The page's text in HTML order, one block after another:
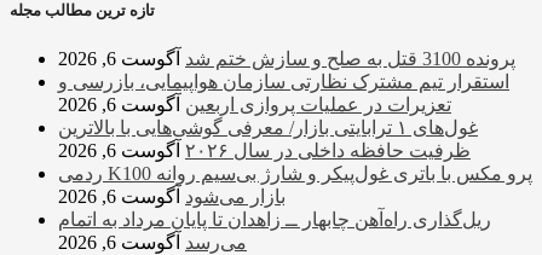
تازه ترین مطالب مجله
پرونده 3100 قتل به صلح و سازش ختم شد
آگوست 6, 2026
استقرار تیم مشترک نظارتی سازمان هواپیمایی، بازرسی و
تعزیرات در عملیات پروازی اربعین آگوست 6, 2026
غول‌های ۱ ترابایتی بازار/ معرفی گوشی‌هایی با بالاترین
ظرفیت حافظه داخلی در سال ۲۰۲۶
آگوست 6, 2026
ردمی K100 پرو مکس با باتری غول‌پیکر و شارژ بی‌سیم روانه
بازار می‌شود آگوست 6, 2026
ریل‌گذاری راه‌آهن چابهار ــ زاهدان تا پایان مرداد به اتمام
می‌رسد آگوست 6, 2026